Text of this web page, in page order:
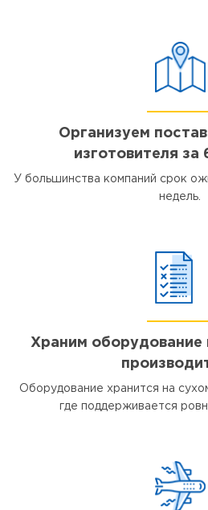
Организуем
изготовителя за
У большинства компаний срок
недель.
Храним оборудование
Оборудование хранится на
где поддерживается